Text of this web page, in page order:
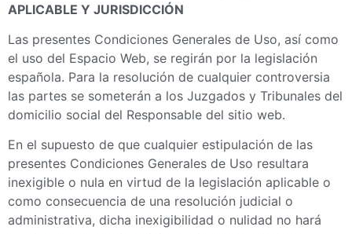
APLICABLE Y JURISDICCIÓN
Las presentes Condiciones Generales de Uso, así como
el uso del Espacio Web, se regirán por la legislación
española. Para la resolución de cualquier controversia
las partes se someterán a los Juzgados y Tribunales del
domicilio social del Responsable del sitio web.
En el supuesto de que cualquier estipulación de las
presentes Condiciones Generales de Uso resultara
inexigible o nula en virtud de la legislación aplicable o
como consecuencia de una resolución judicial o
administrativa, dicha inexigibilidad o nulidad no hará